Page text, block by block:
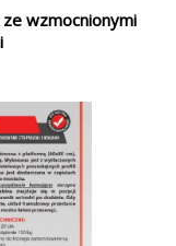
wzmocnionymi